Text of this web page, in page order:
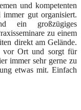
und kompetenten
immer gut organisiert.
ein großzügiges
zu einem
direkt am Gelände.
vor Ort und sorgt für
immer sehr gerne zu
etwas mit. Einfach